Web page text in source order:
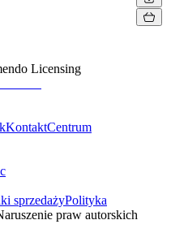
Licensing
KontaktCentrum
sprzedażyPolityka
praw autorskich